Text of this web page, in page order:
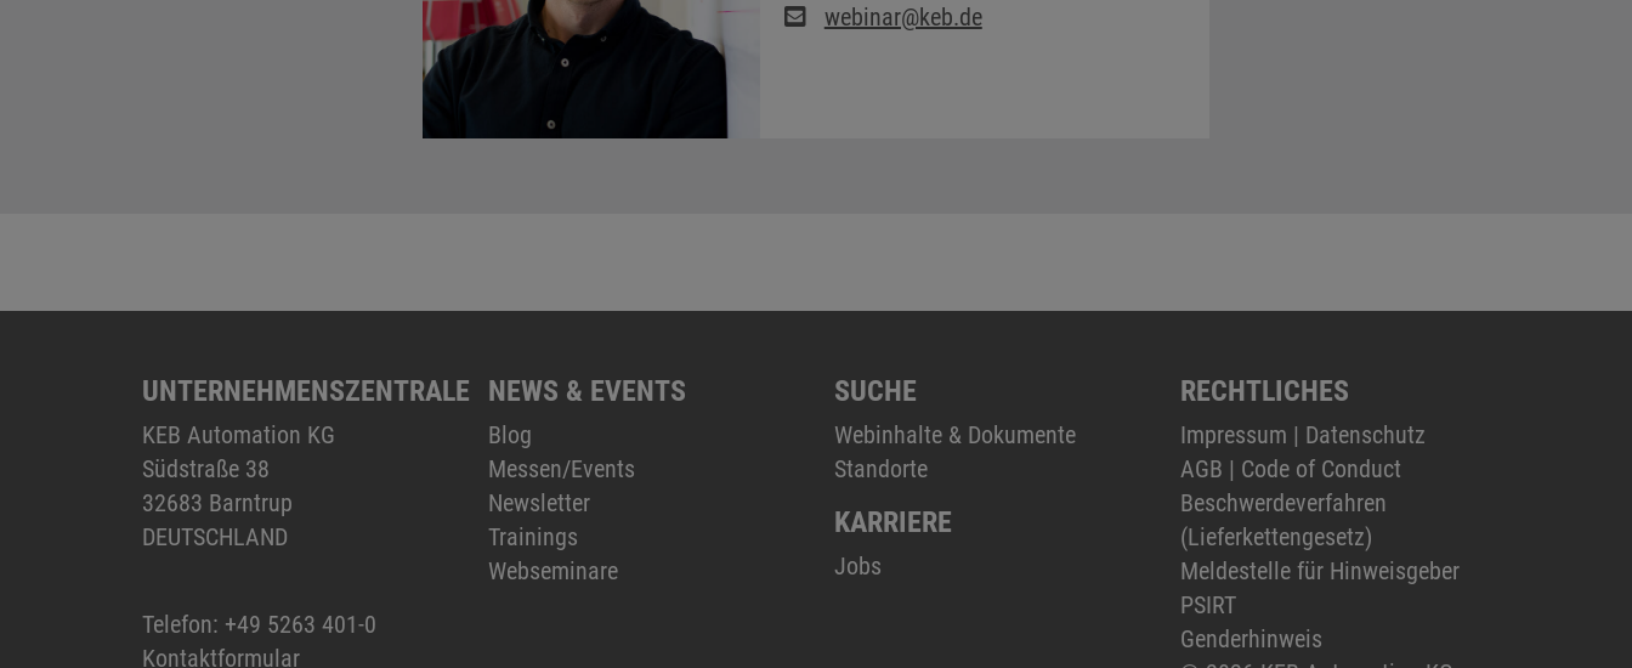
webinar@keb.de
UNTERNEHMENSZENTRALE
KEB Automation KG
Südstraße 38
32683 Barntrup
DEUTSCHLAND
Telefon: +49 5263 401-0
Kontaktformular
NEWS & EVENTS
Blog
Messen/Events
Newsletter
Trainings
Webseminare
SUCHE
Webinhalte & Dokumente
Standorte
KARRIERE
Jobs
RECHTLICHES
Impressum | Datenschutz
AGB | Code of Conduct
Beschwerdeverfahren
(Lieferkettengesetz)
Meldestelle für Hinweisgeber
PSIRT
Genderhinweis